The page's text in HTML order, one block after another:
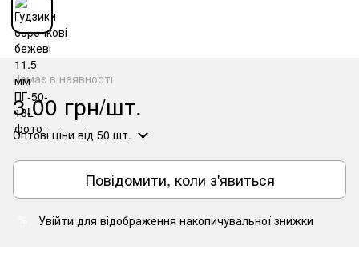
Немає в наявності
3.00 грн/шт.
Оптові ціни від 50 шт.
Повідомити, коли з'явиться
Увійти для відображення накопичувальної знижки